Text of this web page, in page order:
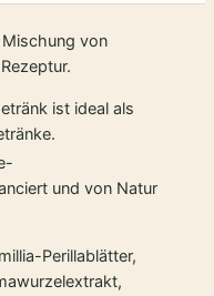
von
ist ideal als
und von Natur
Perillablätter,